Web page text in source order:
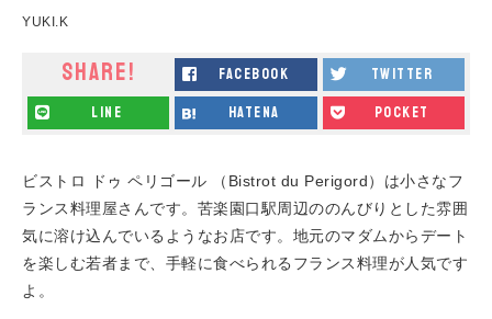
YUKI.K
SHARE! facebook twitter
line hatena pocket
ビストロ ドゥ ペリゴール （Bistrot du Perigord）は小さなフ
ランス料理屋さんです。苦楽園口駅周辺ののんびりとした雰囲
気に溶け込んでいるようなお店です。地元のマダムからデート
を楽しむ若者まで、手軽に食べられるフランス料理が人気です
よ。